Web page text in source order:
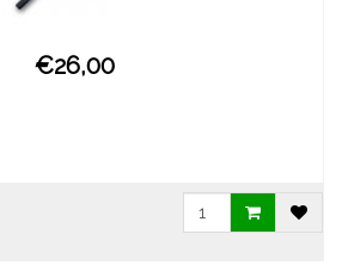
€26,00